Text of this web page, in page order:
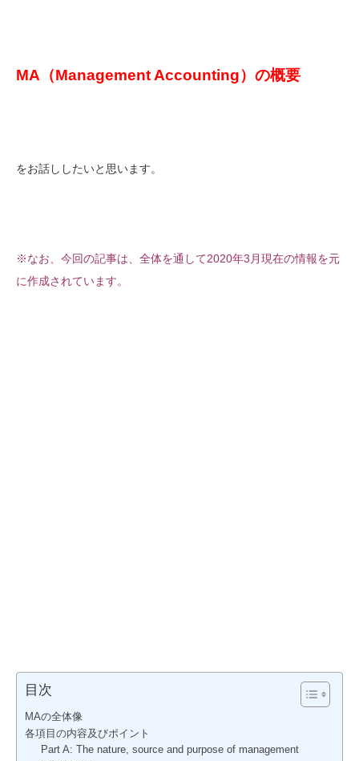
MA （Management Accounting）の概要
をお話ししたいと思います。
※なお、今回の記事は、全体を通して2020年3月現在の情報を元
に作成されています。
目次
MAの全体像
各項目の内容及びポイント
Part A: The nature, source and purpose of management